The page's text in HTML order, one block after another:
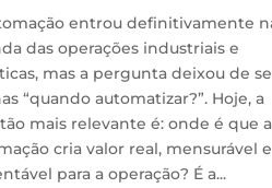
entrou definitivamente
das operações industriais e
mas a pergunta deixou de
“quando automatizar?”. Hoje, a
mais relevante é: onde é que a
cria valor real, mensurável e
para a operação? É a...